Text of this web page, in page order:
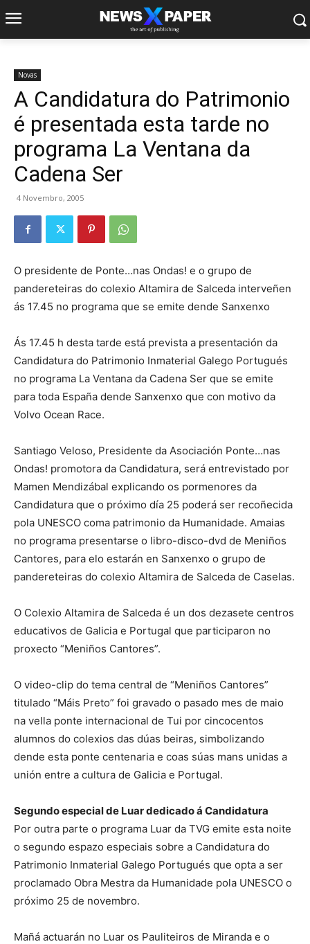
Novas
A Candidatura do Patrimonio
é presentada esta tarde no
programa La Ventana da
Cadena Ser
4 Novembro, 2005
O presidente de Ponte…nas Ondas! e o grupo de
pandereteiras do colexio Altamira de Salceda interveñen
ás 17.45 no programa que se emite dende Sanxenxo
Ás 17.45 h desta tarde está prevista a presentación da
Candidatura do Patrimonio Inmaterial Galego Portugués
no programa La Ventana da Cadena Ser que se emite
para toda España dende Sanxenxo que con motivo da
Volvo Ocean Race.
Santiago Veloso, Presidente da Asociación Ponte…nas
Ondas! promotora da Candidatura, será entrevistado por
Mamen Mendizábal explicando os pormenores da
Candidatura que o próximo día 25 poderá ser recoñecida
pola UNESCO coma patrimonio da Humanidade. Amaias
no programa presentarse o libro-disco-dvd de Meniños
Cantores, para elo estarán en Sanxenxo o grupo de
pandereteiras do colexio Altamira de Salceda de Caselas.
O Colexio Altamira de Salceda é un dos dezasete centros
educativos de Galicia e Portugal que participaron no
proxecto “Meniños Cantores”.
O video-clip do tema central de “Meniños Cantores”
titulado “Máis Preto” foi gravado o pasado mes de maio
na vella ponte internacional de Tui por cincocentos
alumnos do colexios das dúas beiras, simbolizando
dende esta ponte centenaria e coas súas mans unidas a
unión entre a cultura de Galicia e Portugal.
Segundo especial de Luar dedicado á Candidatura
Por outra parte o programa Luar da TVG emite esta noite
o segundo espazo especiais sobre a Candidatura do
Patrimonio Inmaterial Galego Portugués que opta a ser
proclamado Obra Mestra da Humanidade pola UNESCO o
próximo 25 de novembro.
Mañá actuarán no Luar os Pauliteiros de Miranda e o